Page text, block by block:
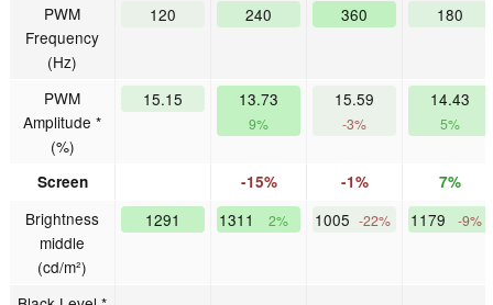
PWM
Frequency
(Hz)
120 240 360 180
PWM
Amplitude *
(%)
15.15 13.73
9%
15.59
-3%
14.43
5%
Screen -15% -1% 7%
Brightness
middle
(cd/m²)
1291 1311 2% 1005 -22% 1179 -9%